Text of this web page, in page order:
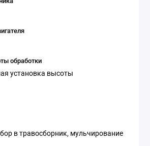
обработки
установка выcоты
в травосборник, мульчирование